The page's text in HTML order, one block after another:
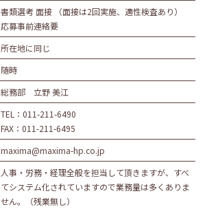
書類選考 面接 （面接は2回実施、適性検査あり）
応募事前連絡要
所在地に同じ
随時
総務部 立野 美江
TEL： 011-211-6490
FAX：011-211-6495
maxima@maxima-hp.co.jp
人事・労務・経理全般を担当して頂きますが、すべ
てシステム化されていますので業務量は多くありま
せん。（残業無し）